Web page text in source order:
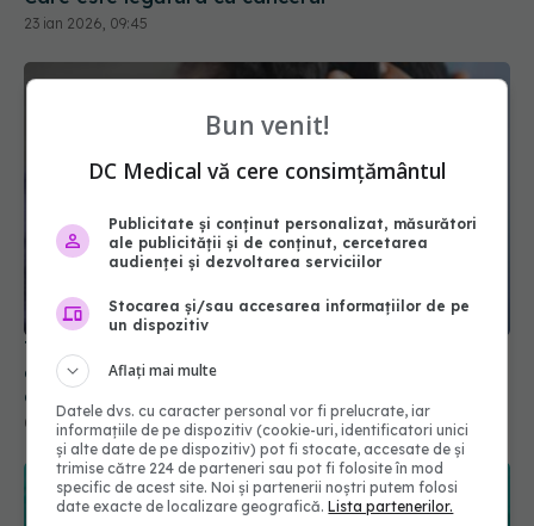
Tratarea căderii părului la bărbați: Cele mai
alopecie
07 mai 2026, 11:55
Bun venit!
DC Medical vă cere consimțământul
Publicitate și conținut personalizat, măsurători
ale publicității și de conținut, cercetarea
audienței și dezvoltarea serviciilor
Stocarea și/sau accesarea informațiilor de pe
un dispozitiv
Aflați mai multe
Datele dvs. cu caracter personal vor fi prelucrate, iar
informațiile de pe dispozitiv (cookie-uri, identificatori unici
și alte date de pe dispozitiv) pot fi stocate, accesate de și
trimise către 224 de parteneri sau pot fi folosite în mod
specific de acest site. Noi și partenerii noștri putem folosi
date exacte de localizare geografică.Lista partenerilor.